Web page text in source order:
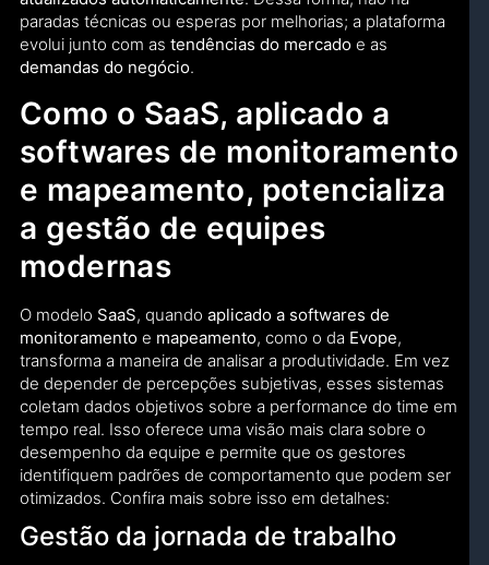
paradas técnicas ou esperas por melhorias; a plataforma
evolui junto com as tendências do mercado e as
demandas do negócio.
Como o SaaS, aplicado a
softwares de monitoramento
e mapeamento, potencializa
a gestão de equipes
modernas
O modelo SaaS, quando aplicado a softwares de
monitoramento e mapeamento, como o da Evope,
transforma a maneira de analisar a produtividade. Em vez
de depender de percepções subjetivas, esses sistemas
coletam dados objetivos sobre a performance do time em
tempo real. Isso oferece uma visão mais clara sobre o
desempenho da equipe e permite que os gestores
identifiquem padrões de comportamento que podem ser
otimizados. Confira mais sobre isso em detalhes:
Gestão da jornada de trabalho